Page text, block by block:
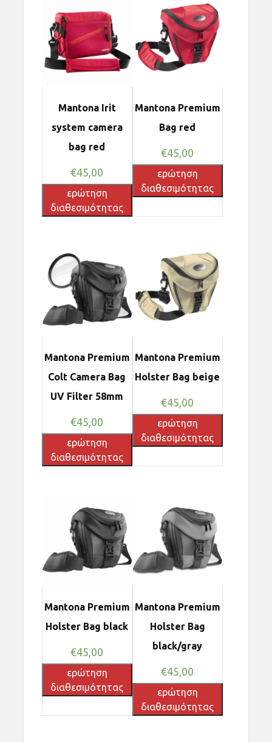
Mantona Irit
system camera
bag red
€45,00
ερώτηση
διαθεσιμότητας
Mantona Premium
Bag red
€45,00
ερώτηση
διαθεσιμότητας
Mantona Premium
Colt Camera Bag
UV Filter 58mm
€45,00
ερώτηση
διαθεσιμότητας
Mantona Premium
Holster Bag beige
€45,00
ερώτηση
διαθεσιμότητας
Mantona Premium
Holster Bag black
€45,00
ερώτηση
διαθεσιμότητας
Mantona Premium
Holster Bag
black/gray
€45,00
ερώτηση
διαθεσιμότητας